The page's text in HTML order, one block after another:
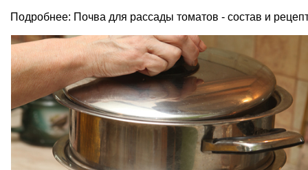
Подробнее: Почва для рассады томатов - состав и